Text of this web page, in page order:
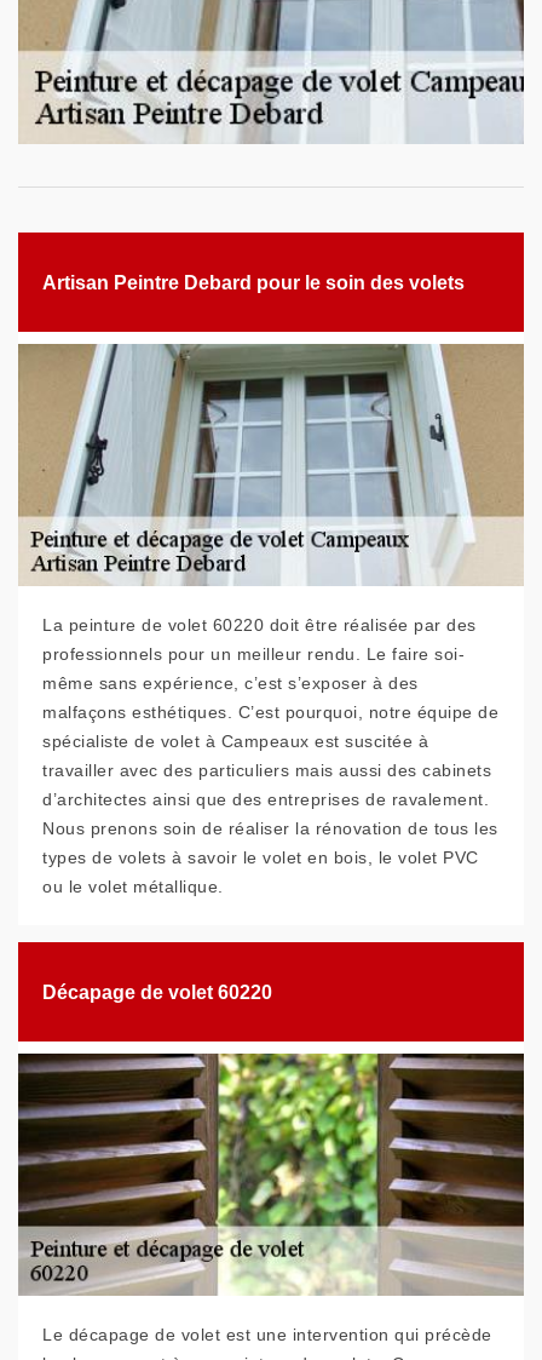
Artisan Peintre Debard pour le soin des volets
La peinture de volet 60220 doit être réalisée par des
professionnels pour un meilleur rendu. Le faire soi-
même sans expérience, c’est s’exposer à des
malfaçons esthétiques. C’est pourquoi, notre équipe de
spécialiste de volet à Campeaux est suscitée à
travailler avec des particuliers mais aussi des cabinets
d’architectes ainsi que des entreprises de ravalement.
Nous prenons soin de réaliser la rénovation de tous les
types de volets à savoir le volet en bois, le volet PVC
ou le volet métallique.
Décapage de volet 60220
Le décapage de volet est une intervention qui précède